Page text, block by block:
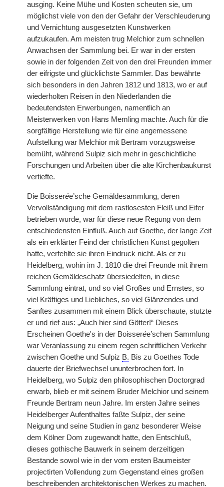
ausging. Keine Mühe und Kosten scheuten sie, um
möglichst viele von den der Gefahr der Verschleuderung
und Vernichtung ausgesetzten Kunstwerken
aufzukaufen. Am meisten trug Melchior zum schnellen
Anwachsen der Sammlung bei. Er war in der ersten
sowie in der folgenden Zeit von den drei Freunden immer
der eifrigste und glücklichste Sammler. Das bewährte
sich besonders in den Jahren 1812 und 1813, wo er auf
wiederholten Reisen in den Niederlanden die
bedeutendsten Erwerbungen, namentlich an
Meisterwerken von Hans Memling machte. Auch für die
sorgfältige Herstellung wie für eine angemessene
Aufstellung war Melchior mit Bertram vorzugsweise
bemüht, während Sulpiz sich mehr in geschichtliche
Forschungen und Arbeiten über die alte Kirchenbaukunst
vertiefte.
Die Boisserée’sche Gemäldesammlung, deren
Vervollständigung mit dem rastlosesten Fleiß und Eifer
betrieben wurde, war für diese neue Regung von dem
entschiedensten Einfluß. Auch auf Goethe, der lange Zeit
als ein erklärter Feind der christlichen Kunst gegolten
hatte, verfehlte sie ihren Eindruck nicht. Als er zu
Heidelberg, wohin im J. 1810 die drei Freunde mit ihrem
reichen Gemäldeschatz übersiedelten, in diese
Sammlung eintrat, und so viel Großes und Ernstes, so
viel Kräftiges und Liebliches, so viel Glänzendes und
Sanftes zusammen mit einem Blick überschaute, stutzte
er und rief aus: „Auch hier sind Götter!“ Dieses
Erscheinen Goethe's in der Boisserée’schen Sammlung
war Veranlassung zu einem regen schriftlichen Verkehr
zwischen Goethe und Sulpiz B. Bis zu Goethes Tode
dauerte der Briefwechsel ununterbrochen fort. In
Heidelberg, wo Sulpiz den philosophischen Doctorgrad
erwarb, blieb er mit seinem Bruder Melchior und seinem
Freunde Bertram neun Jahre. Im ersten Jahre seines
Heidelberger Aufenthaltes faßte Sulpiz, der seine
Neigung und seine Studien in ganz besonderer Weise
dem Kölner Dom zugewandt hatte, den Entschluß,
dieses gothische Bauwerk in seinem derzeitigen
Bestande sowol wie in der vom ersten Baumeister
projectirten Vollendung zum Gegenstand eines großen
beschreibenden architektonischen Werkes zu machen.